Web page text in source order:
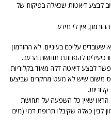
לבצע דיאטות שכאלה בפיקוח של
אין לי מידע.
עליכם בעיניים. לא ההורמון
כיעילים להפחתת תחושת הרעב.
לבצע דיאטה דלה מאוד בקלוריות
משום שיש לא מעט מחקרים שביצעו
במחקרים שבוצעו על דיאטת HCG הראו שאין כל השפעה על תחושת
לבין כאלה שקיבלו תרופת דמי (מים